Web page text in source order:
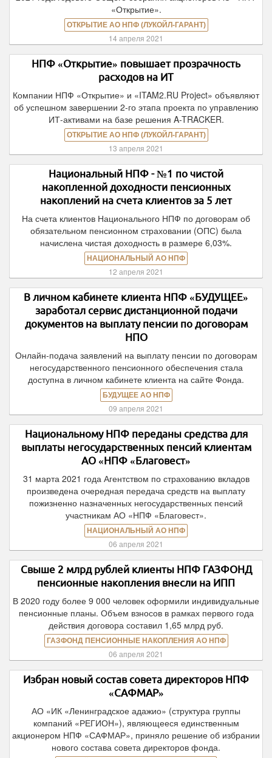
«Открытие».
ОТКРЫТИЕ АО НПФ (ЛУКОЙЛ-ГАРАНТ)
14 апреля 2021
НПФ «Открытие» повышает прозрачность
расходов на ИТ
Компании НПФ «Открытие» и «ITAM2.RU Project» объявляют
об успешном завершении 2-го этапа проекта по управлению
ИТ-активами на базе решения A-TRACKER.
ОТКРЫТИЕ АО НПФ (ЛУКОЙЛ-ГАРАНТ)
13 апреля 2021
Национальный НПФ - №1 по чистой
накопленной доходности пенсионных
накоплений на счета клиентов за 5 лет
На счета клиентов Национального НПФ по договорам об
обязательном пенсионном страховании (ОПС) была
начислена чистая доходность в размере 6,03%.
НАЦИОНАЛЬНЫЙ АО НПФ
12 апреля 2021
В личном кабинете клиента НПФ «БУДУЩЕЕ»
заработал сервис дистанционной подачи
документов на выплату пенсии по договорам
НПО
Онлайн-подача заявлений на выплату пенсии по договорам
негосударственного пенсионного обеспечения стала
доступна в личном кабинете клиента на сайте Фонда.
БУДУЩЕЕ АО НПФ
09 апреля 2021
Национальному НПФ переданы средства для
выплаты негосударственных пенсий клиентам
АО «НПФ «Благовест»
31 марта 2021 года Агентством по страхованию вкладов
произведена очередная передача средств на выплату
пожизненно назначенных негосударственных пенсий
участникам АО «НПФ «Благовест».
НАЦИОНАЛЬНЫЙ АО НПФ
06 апреля 2021
Свыше 2 млрд рублей клиенты НПФ ГАЗФОНД
пенсионные накопления внесли на ИПП
В 2020 году более 9 000 человек оформили индивидуальные
пенсионные планы. Объем взносов в рамках первого года
действия договора составил 1,65 млрд руб.
ГАЗФОНД ПЕНСИОННЫЕ НАКОПЛЕНИЯ АО НПФ
06 апреля 2021
Избран новый состав совета директоров НПФ
«САФМАР»
АО «ИК «Ленинградское адажио» (структура группы
компаний «РЕГИОН»), являющееся единственным
акционером НПФ «САФМАР», приняло решение об избрании
нового состава совета директоров фонда.